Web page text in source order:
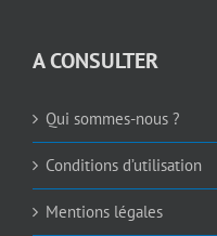
A CONSULTER
Qui sommes-nous ?
Conditions d’utilisation
Mentions légales